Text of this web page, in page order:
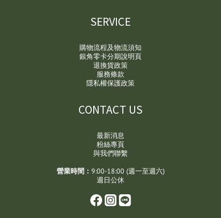
SERVICE
購物流程及物流須知
銀角零卡分期說明頁
退換貨政策
服務條款
隱私權保護政策
CONTACT US
最新消息
粉絲專頁
與我們聯繫
營業時間： 9:00-18:00 (週一至週六)
週日公休